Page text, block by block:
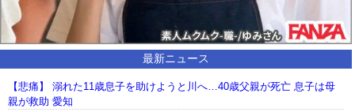
最新ニュース
【悲痛】 溺れた11歳息子を助けようと川へ…40歳父親が死亡 息子は母
親が救助 愛知